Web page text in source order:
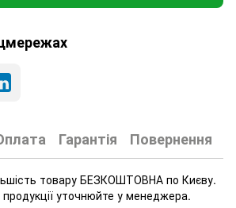
Гарантія Повернення
товару БЕЗКОШТОВНА по Києву.
продукції уточнюйте у менеджера.